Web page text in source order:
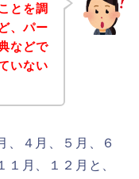
とを調
、パー
などで
いない
、４月、５月、６
１月、１２月と、